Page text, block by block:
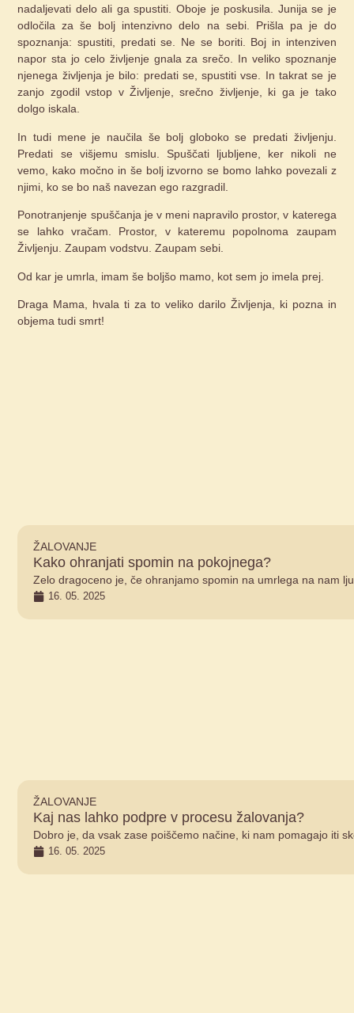
nadaljevati delo ali ga spustiti. Oboje je poskusila. Junija se je
odločila za še bolj intenzivno delo na sebi. Prišla pa je do
spoznanja: spustiti, predati se. Ne se boriti. Boj in intenziven
napor sta jo celo življenje gnala za srečo. In veliko spoznanje
njenega življenja je bilo: predati se, spustiti vse. In takrat se je
zanjo zgodil vstop v Življenje, srečno življenje, ki ga je tako
dolgo iskala.
In tudi mene je naučila še bolj globoko se predati življenju.
Predati se višjemu smislu. Spuščati ljubljene, ker nikoli ne
vemo, kako močno in še bolj izvorno se bomo lahko povezali z
njimi, ko se bo naš navezan ego razgradil.
Ponotranjenje spuščanja je v meni napravilo prostor, v katerega
se lahko vračam. Prostor, v kateremu popolnoma zaupam
Življenju. Zaupam vodstvu. Zaupam sebi.
Od kar je umrla, imam še boljšo mamo, kot sem jo imela prej.
Draga Mama, hvala ti za to veliko darilo Življenja, ki pozna in
objema tudi smrt!
ŽALOVANJE
Kako ohranjati spomin na pokojnega?
Zelo dragoceno je, če ohranjamo spomin na umrlega na nam
16. 05. 2025
ŽALOVANJE
Kaj nas lahko podpre v procesu žalovanja?
Dobro je, da vsak zase poiščemo načine, ki nam pomagajo iti
16. 05. 2025